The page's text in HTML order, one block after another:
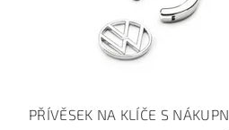
PŘÍVĚSEK NA KLÍČE S